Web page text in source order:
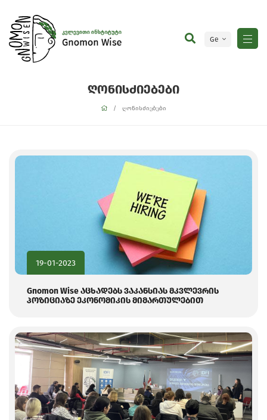
Ge
ღონისძიებები
ღონისძიებები
19-01-2023
Gnomon Wise აცხადებს ვაკანსიას მკვლევრის
პოზიციაზე ეკონომიკის მიმართულებით